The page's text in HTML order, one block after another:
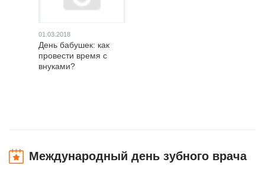
01.03.2018
День бабушек: как
провести время с
внуками?
Международный день зубного врача